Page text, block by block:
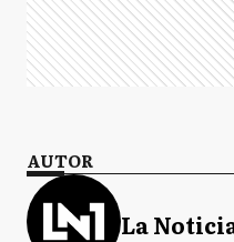
AUTOR
La